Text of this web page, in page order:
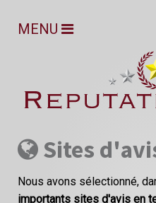
MENU
Sites
Nous avons sélectionné,
importants sites d'avis en